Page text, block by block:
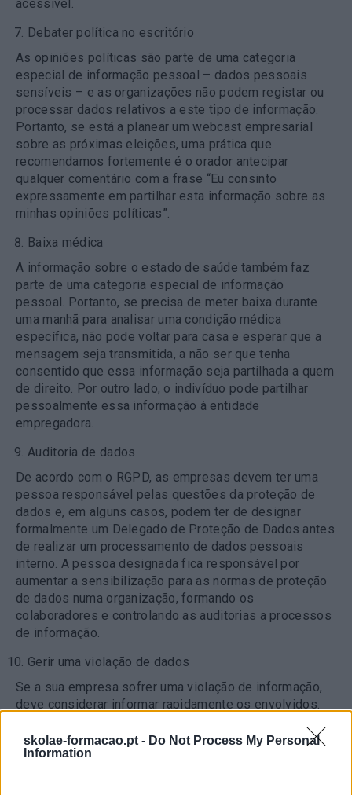
skolae-formacao.pt - Do Not Process My Personal
Information
acessível.
Debater política no escritório
As opiniões políticas são parte de uma categoria
especial de informação pessoal – dados pessoais
sensíveis – e as organizações não podem registar ou
processar dados relativos a este tipo de informação.
Portanto, se está a planear um webcast empresarial
sobre as próximas eleições, uma prática que
recomendamos fortemente é o orador antecipar
qualquer comentário com a frase “Eu consinto
expressamente em partilhar esta informação sobre as
minhas opiniões políticas”.
Baixa médica
A informação sobre o estado de saúde também faz
parte de uma categoria especial de informação
pessoal. Portanto, se precisa de meter baixa durante
uma manhã para analisar uma condição médica
específica, não pode voltar para casa e esperar que a
mensagem seja transmitida, a não ser que tenha
consentido que essa informação seja partilhada a quem
de direito. Por outro lado, o indivíduo pode partilhar
pessoalmente essa informação à entidade
empregadora.
Auditoria de dados
De acordo com o RGPD, as empresas devem ter uma
pessoa responsável pelas questões da proteção de
dados e, em alguns casos, podem ter de designar
formalmente um Delegado de Proteção de Dados antes
de realizar um processamento de dados pessoais
interno. A pessoa designada fica responsável por
aumentar a sensibilização para as normas de proteção
de dados numa organização, formando os
colaboradores e controlando as auditorias a processos
de informação.
Gerir uma violação de dados
Se a sua empresa sofrer uma violação de informação,
deve considerar informar rapidamente os envolvidos.
acidentalmente ou ilegalmente perdidos, destruídos,
modificados ou danificados, é necessário reportá-lo à